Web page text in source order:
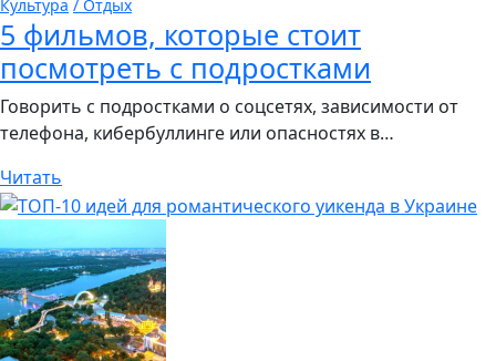
Культура / Отдых
5 фильмов, которые стоит
посмотреть с подростками
Говорить с подростками о соцсетях, зависимости от
телефона, кибербуллинге или опасностях в…
Читать